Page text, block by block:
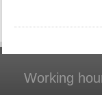
Working